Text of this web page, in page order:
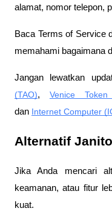
alamat, nomor telepon,
Baca Terms of Service
memahami bagaimana
Jangan lewatkan
(TAO), Venice
dan Internet Computer
Alternatif
Jika Anda mencari
keamanan, atau fitur
kuat.